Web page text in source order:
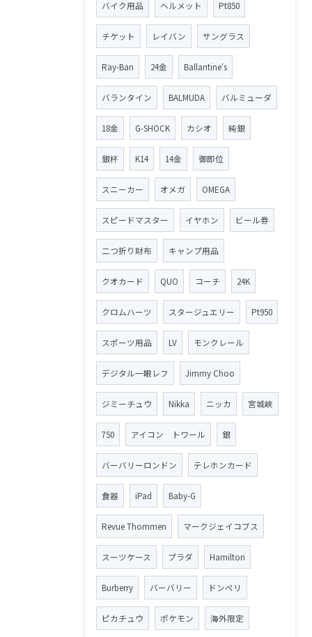
バイク用品 ヘルメット Pt850
チケット レイバン サングラス
Ray-Ban 24金 Ballantine′s
バランタイン BALMUDA バルミューダ
18金 G-SHOCK カシオ 純銀
銀杯 K14 14金 御即位
スニーカー オメガ OMEGA
スピードマスター イヤホン ビール券
二つ折り財布 キャンプ用品
クオカード QUO コーチ 24K
クロムハーツ スタージュエリー Pt950
スポーツ用品 LV モンクレール
デジタル一眼レフ Jimmy Choo
ジミーチュウ Nikka ニッカ 宮城峡
750 アイコン トワール 銀
バーバリーロンドン テレホンカード
食器 iPad Baby-G
Revue Thommen マークジェイコブス
スーツケース プラダ Hamilton
Burberry バーバリー ドンペリ
ピカチュウ ポケモン 海外限定